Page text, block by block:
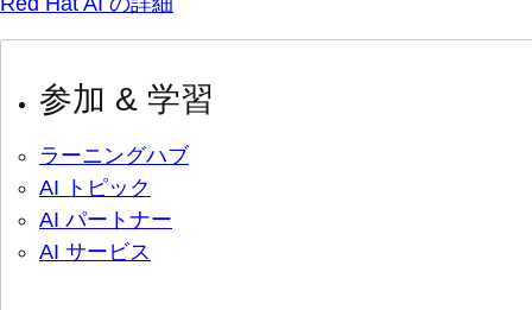
参加 & 学習
ラーニングハブ
AI トピック
AI パートナー
AI サービス